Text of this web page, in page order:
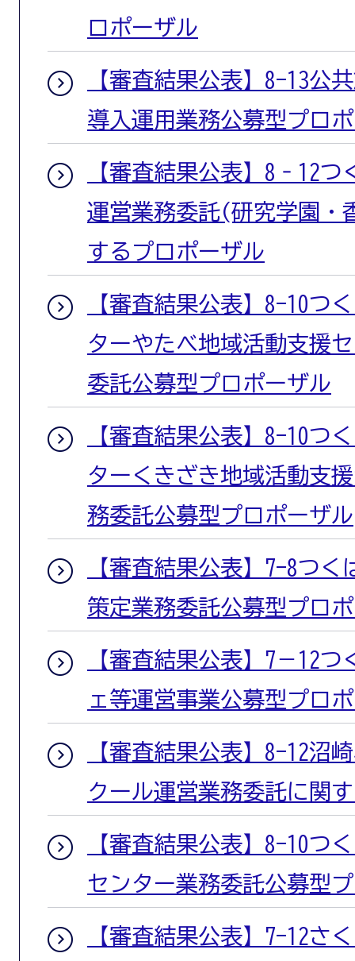
ロポーザル
【審査結果公表】8-13公
導入運用業務公募型プロ
【審査結果公表】8‐12つ
運営業務委託(研究学園・
するプロポーザル
【審査結果公表】8-10つ
ターやたべ地域活動支援
委託公募型プロポーザル
【審査結果公表】8-10つ
ターくきざき地域活動支
務委託公募型プロポーザル
【審査結果公表】7-8つ
策定業務委託公募型プロ
【審査結果公表】7－12
ェ等運営事業公募型プロ
【審査結果公表】8-12沼
クール運営業務委託に関
【審査結果公表】8-10つ
センター業務委託公募型
【審査結果公表】7-12さ